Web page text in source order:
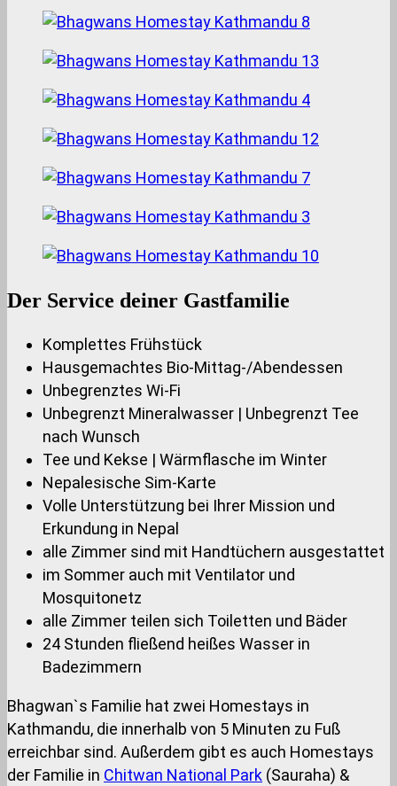
Der Service deiner Gastfamilie
Komplettes Frühstück
Hausgemachtes Bio-Mittag-/Abendessen
Unbegrenztes Wi-Fi
Unbegrenzt Mineralwasser | Unbegrenzt Tee
nach Wunsch
Tee und Kekse | Wärmflasche im Winter
Nepalesische Sim-Karte
Volle Unterstützung bei Ihrer Mission und
Erkundung in Nepal
alle Zimmer sind mit Handtüchern ausgestattet
im Sommer auch mit Ventilator und
Mosquitonetz
alle Zimmer teilen sich Toiletten und Bäder
24 Stunden fließend heißes Wasser in
Badezimmern
Bhagwan`s Familie hat zwei Homestays in
Kathmandu, die innerhalb von 5 Minuten zu Fuß
erreichbar sind. Außerdem gibt es auch Homestays
der Familie in Chitwan National Park (Sauraha) &